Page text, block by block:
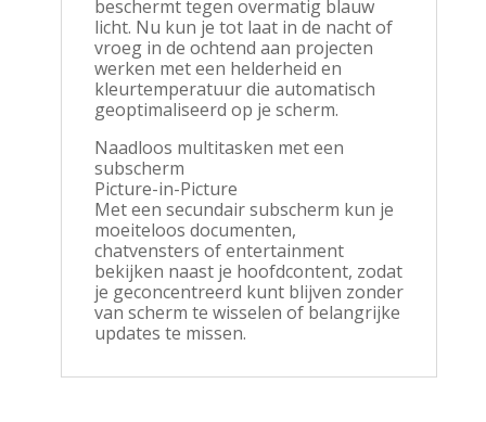
beschermt tegen overmatig blauw
licht. Nu kun je tot laat in de nacht of
vroeg in de ochtend aan projecten
werken met een helderheid en
kleurtemperatuur die automatisch
geoptimaliseerd op je scherm.
Naadloos multitasken met een
subscherm
Picture-in-Picture
Met een secundair subscherm kun je
moeiteloos documenten,
chatvensters of entertainment
bekijken naast je hoofdcontent, zodat
je geconcentreerd kunt blijven zonder
van scherm te wisselen of belangrijke
updates te missen.